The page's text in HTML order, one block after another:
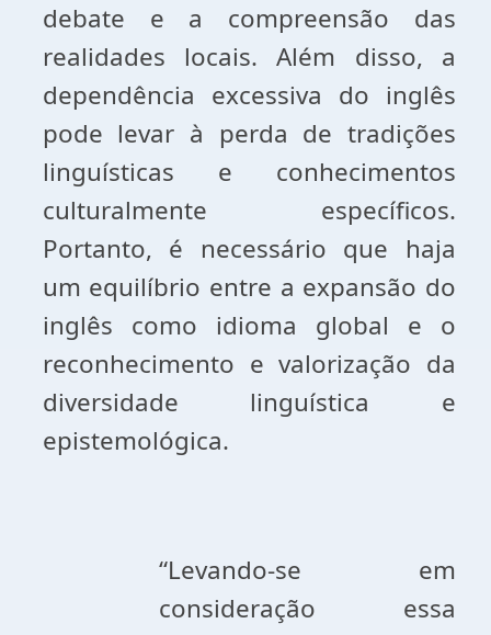
debate e a compreensão das
realidades locais. Além disso, a
dependência excessiva do inglês
pode levar à perda de tradições
linguísticas e conhecimentos
culturalmente específicos.
Portanto, é necessário que haja
um equilíbrio entre a expansão do
inglês como idioma global e o
reconhecimento e valorização da
diversidade linguística e
epistemológica.
“Levando-se em
consideração essa